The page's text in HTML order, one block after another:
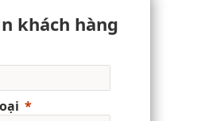
khách hàng